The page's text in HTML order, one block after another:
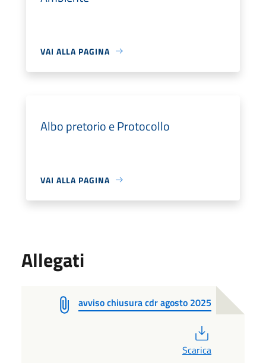
VAI ALLA PAGINA
Albo pretorio e Protocollo
VAI ALLA PAGINA
Allegati
avviso chiusura cdr agosto 2025
Scarica